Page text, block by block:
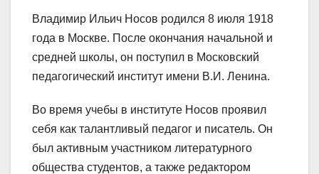
Владимир Ильич Носов родился 8 июля 1918
года в Москве. После окончания начальной и
средней школы, он поступил в Московский
педагогический институт имени В.И. Ленина.
Во время учебы в институте Носов проявил
себя как талантливый педагог и писатель. Он
был активным участником литературного
общества студентов, а также редактором